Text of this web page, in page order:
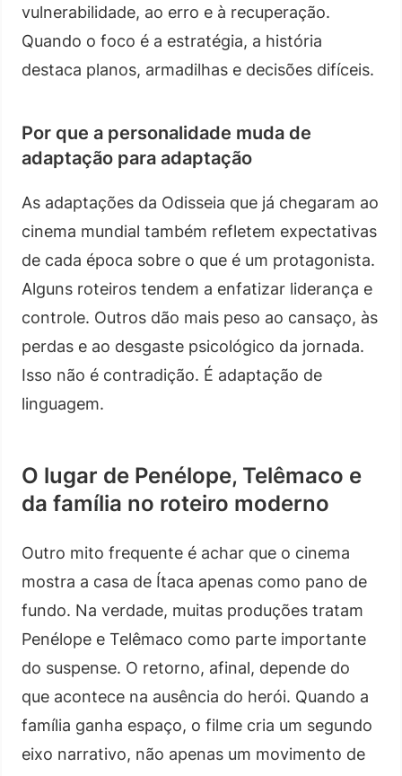
vulnerabilidade, ao erro e à recuperação.
Quando o foco é a estratégia, a história
destaca planos, armadilhas e decisões difíceis.
Por que a personalidade muda de
adaptação para adaptação
As adaptações da Odisseia que já chegaram ao
cinema mundial também refletem expectativas
de cada época sobre o que é um protagonista.
Alguns roteiros tendem a enfatizar liderança e
controle. Outros dão mais peso ao cansaço, às
perdas e ao desgaste psicológico da jornada.
Isso não é contradição. É adaptação de
linguagem.
O lugar de Penélope, Telêmaco e
da família no roteiro moderno
Outro mito frequente é achar que o cinema
mostra a casa de Ítaca apenas como pano de
fundo. Na verdade, muitas produções tratam
Penélope e Telêmaco como parte importante
do suspense. O retorno, afinal, depende do
que acontece na ausência do herói. Quando a
família ganha espaço, o filme cria um segundo
eixo narrativo, não apenas um movimento de